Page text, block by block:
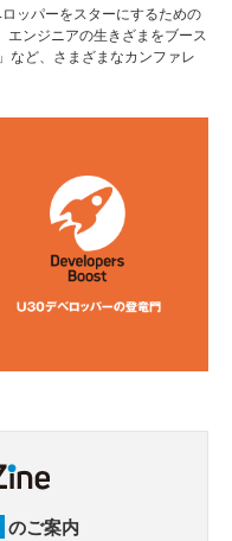
ッパーをスターにするための
ンジニアの生きざまをブース
など、さまざまなカンファレ
のご案内